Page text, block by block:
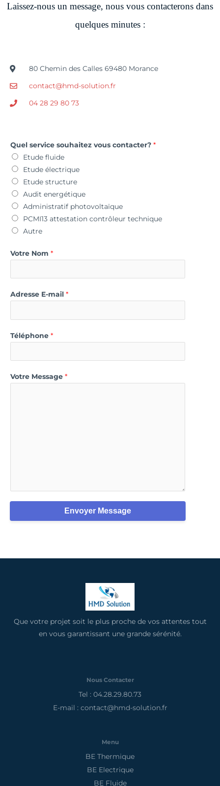
Laissez-nous un message, nous vous contacterons dans
quelques minutes :
80 Chemin des Calles 69480 Morance
contact@hmd-solution.fr
04 28 29 80 73
Quel service souhaitez vous contacter? *
Etude fluide
Etude électrique
Etude structure
Audit energétique
Administratif photovoltaïque
PCMI13 attestation contrôleur technique
Autre
Votre Nom *
Adresse E-mail *
Téléphone *
Votre Message *
Envoyer Message
Que votre projet soit le plus proche de vos attentes tout
en vous garantissant une grande sérénité.
Nous Contacter
Tel : 04.28.29.80.73
E-mail : contact@hmd-solution.fr
Menu
BE Thermique
BE Electrique
BE Fluide